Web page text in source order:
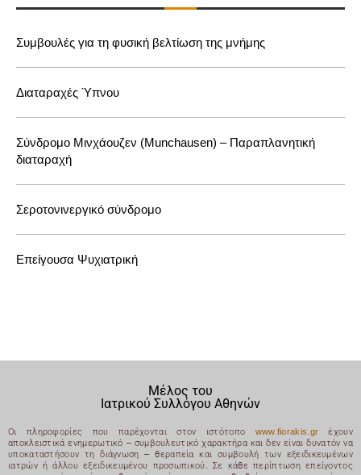
Συμβουλές για τη φυσική βελτίωση της μνήμης
Διαταραχές Ύπνου
Σύνδρομο Μινχάουζεν (Munchausen) – Παραπλανητική
διαταραχή
Σεροτονινεργικό σύνδρομο
Επείγουσα Ψυχιατρική
Μέλος του
Ιατρικού Συλλόγου Αθηνών
Οι πληροφορίες που παρέχονται στον ιστότοπο www.fiorakis.gr έχουν
αποκλειστικά ενημερωτικό – συμβουλευτικό χαρακτήρα και δεν είναι δυνατόν να
υποκαταστήσουν τη διάγνωση – θεραπεία και συμβουλή των εξειδικευμένων
ιατρών ή άλλου εξειδικευμένου προσωπικού. Σε κάθε περίπτωση επείγοντος